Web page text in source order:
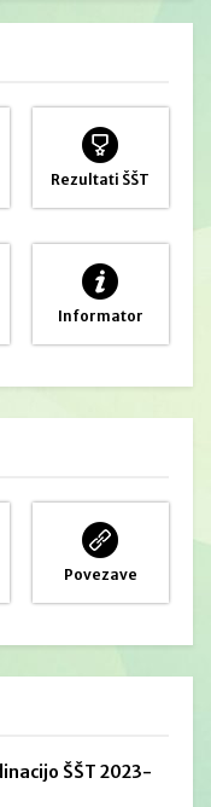
Rezultati ŠŠT
Informator
Povezave
ŠŠT 2023-